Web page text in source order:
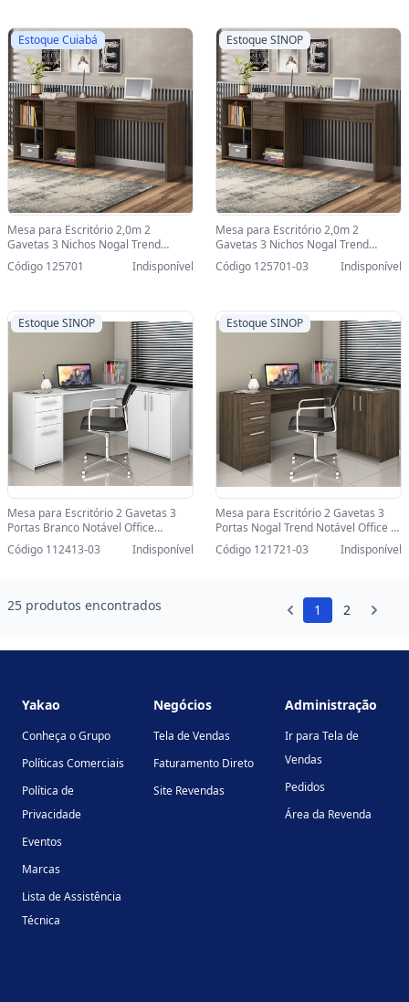
Estoque Cuiabá
Mesa para Escritório 2,0m 2
Gavetas 3 Nichos Nogal Trend
Notável Office - NT2060 -
NT2060/454744
Código 125701 Indisponível
Estoque SINOP
Mesa para Escritório 2,0m 2
Gavetas 3 Nichos Nogal Trend
Notável Office - NT2060-SINOP-03 -
NT2060/454744
Código 125701-03 Indisponível
Estoque SINOP
Mesa para Escritório 2 Gavetas 3
Portas Branco Notável Office
NT2005/258611-SINOP-03 -
NT2005/258611
Código 112413-03 Indisponível
Estoque SINOP
Mesa para Escritório 2 Gavetas 3
Portas Nogal Trend Notável Office -
NT2005/313960-SINOP-03 -
NT2005/313960
Código 121721-03 Indisponível
25 produtos encontrados 1 2
Yakao
Conheça o Grupo
Políticas Comerciais
Política de
Privacidade
Eventos
Marcas
Lista de Assistência
Técnica
Negócios
Tela de Vendas
Faturamento Direto
Site Revendas
Administração
Ir para Tela de
Vendas
Pedidos
Área da Revenda